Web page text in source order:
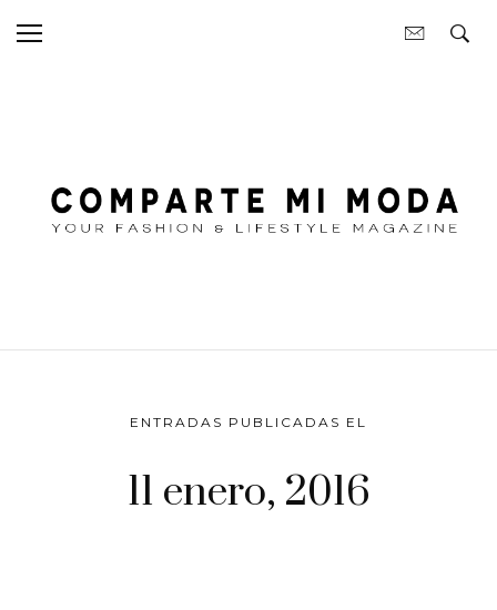
ENTRADAS PUBLICADAS EL
11 enero, 2016